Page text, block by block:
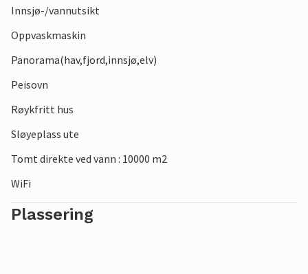
Innsjø-/vannutsikt
Oppvaskmaskin
Panorama(hav,fjord,innsjø,elv)
Peisovn
Røykfritt hus
Sløyeplass ute
Tomt direkte ved vann : 10000 m2
WiFi
Plassering